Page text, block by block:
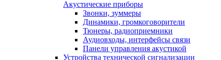
Акустические приборы
Звонки, зуммеры
Динамики, громкоговорители
Тюнеры, радиоприемники
Аудиовходы, интерфейсы связи
Панели управления акустикой
Устройства технической сигнализации